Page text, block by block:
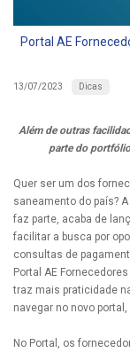
Portal AE
13/07/2023 Dicas
Além de outras
parte do
Quer ser um dos
saneamento do país?
faz parte, acaba de
facilitar a busca por
consultas de
Portal AE
traz mais praticidade
navegar no novo portal,
No Portal, os